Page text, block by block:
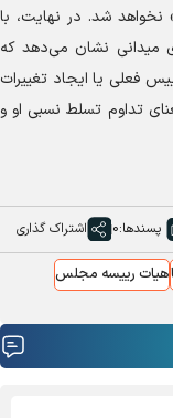
نخواهد شد. در نهایت، با
میدانی نشان می‌دهد که
فعلی یا ایجاد تغییرات
تداوم تسلط نسبی او و
پسندها:0 اشتراک گذاری
هیات رییسه مجلس